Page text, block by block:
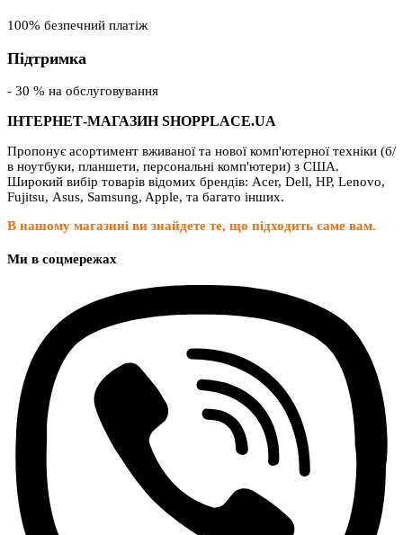
100% безпечний платіж
Підтримка
- 30 % на обслуговування
ІНТЕРНЕТ-МАГАЗИН SHOPPLACE.UA
Пропонує асортимент вживаної та нової комп'ютерної техніки (б/
в ноутбуки, планшети, персональні комп'ютери) з США.
Широкий вибір товарів відомих брендів: Acer, Dell, HP, Lenovo,
Fujitsu, Asus, Samsung, Apple, та багато інших.
В нашому магазині ви знайдете те, що підходить саме вам.
Ми в соцмережах